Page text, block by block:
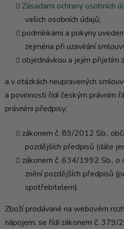
Zásadami ochrany osobních
vašich osobních údajů;
podmínkami a pokyny
zejména při uzavírání
objednávkou a jejím přijetím
a v otázkách neupravených
a povinnosti řídí českým právním
právními předpisy:
zákonem č. 89/2012 Sb.,
pozdějších předpisů (dále
zákonem č. 634/1992 Sb., o
znění pozdějších předpisů
spotřebitelem).
Zboží prodávané na webovém
nápojem, se řídí zákonem č. 379/